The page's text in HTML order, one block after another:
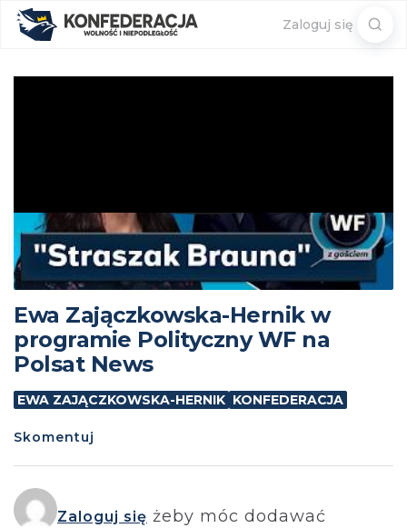
Zaloguj się
Ewa Zajączkowska-Hernik w
programie Polityczny WF na
Polsat News
EWA ZAJĄCZKOWSKA-HERNIK KONFEDERACJA
Skomentuj
Zaloguj się żeby móc dodawać